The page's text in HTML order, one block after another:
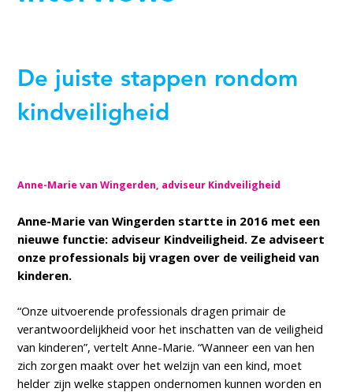
De juiste stappen rondom
kindveiligheid
Anne-Marie van Wingerden, adviseur Kindveiligheid
Anne-Marie van Wingerden startte in 2016 met een
nieuwe functie: adviseur Kindveiligheid. Ze adviseert
onze professionals bij vragen over de veiligheid van
kinderen.
“Onze uitvoerende professionals dragen primair de
verantwoordelijkheid voor het inschatten van de veiligheid
van kinderen”, vertelt Anne-Marie. “Wanneer een van hen
zich zorgen maakt over het welzijn van een kind, moet
helder zijn welke stappen ondernomen kunnen worden en